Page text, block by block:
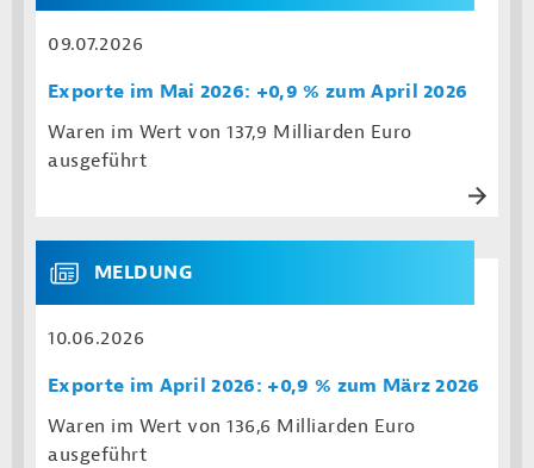
09.07.2026
Exporte im Mai 2026: +0,9 % zum April 2026
Waren im Wert von 137,9 Milliarden Euro
ausgeführt
MELDUNG
10.06.2026
Exporte im April 2026: +0,9 % zum März 2026
Waren im Wert von 136,6 Milliarden Euro
ausgeführt